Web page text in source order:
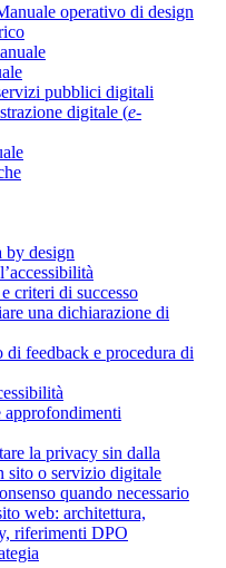
operativo di design
pubblici digitali
digitale (e-
by design
criteri di successo
una dichiarazione di
di feedback e procedura di
approfondimenti
la privacy sin dalla
sito o servizio digitale
quando necessario
web: architettura,
riferimenti DPO